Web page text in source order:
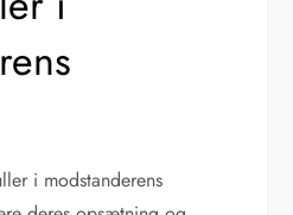
i modstanderens